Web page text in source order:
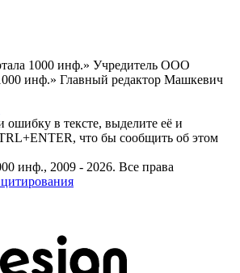
1000 инф.» Учредитель ООО
инф.» Главный редактор Машкевич
в тексте, выделите её и
что бы сообщить об этом
инф., 2009 - 2026. Все права